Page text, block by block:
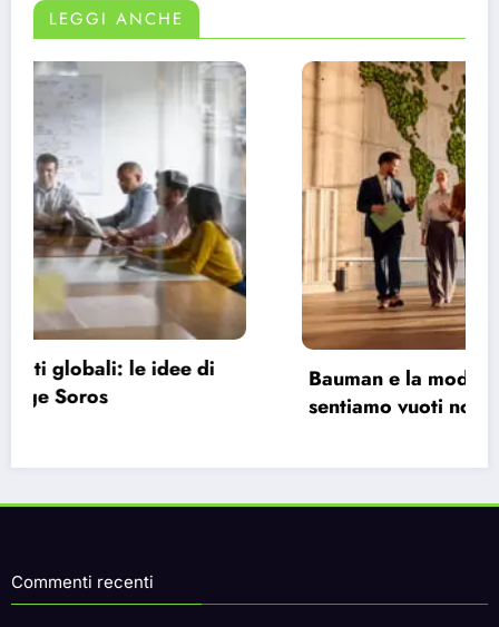
LEGGI ANCHE
Bauman e la modernità liquida: perché ci
sentiamo vuoti nonostante le infinite
Commenti recenti